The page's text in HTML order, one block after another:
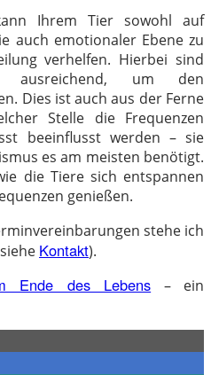
Ihrem Tier sowohl auf
auch emotionaler Ebene zu
verhelfen. Hierbei sind
ausreichend, um den
Dies ist auch aus der Ferne
Stelle die Frequenzen
beeinflusst werden – sie
es am meisten benötigt.
die Tiere sich entspannen
genießen.
stehe ich
Kontakt).
Ende des Lebens – ein